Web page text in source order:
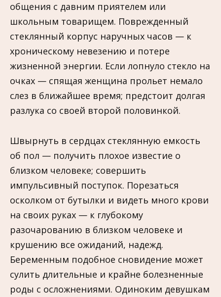
общения с давним приятелем или
школьным товарищем. Поврежденный
стеклянный корпус наручных часов — к
хроническому невезению и потере
жизненной энергии. Если лопнуло стекло на
очках — спящая женщина прольет немало
слез в ближайшее время; предстоит долгая
разлука со своей второй половинкой.
Швырнуть в сердцах стеклянную емкость
об пол — получить плохое известие о
близком человеке; совершить
импульсивный поступок. Порезаться
осколком от бутылки и видеть много крови
на своих руках — к глубокому
разочарованию в близком человеке и
крушению все ожиданий, надежд.
Беременным подобное сновидение может
сулить длительные и крайне болезненные
роды с осложнениями. Одиноким девушкам